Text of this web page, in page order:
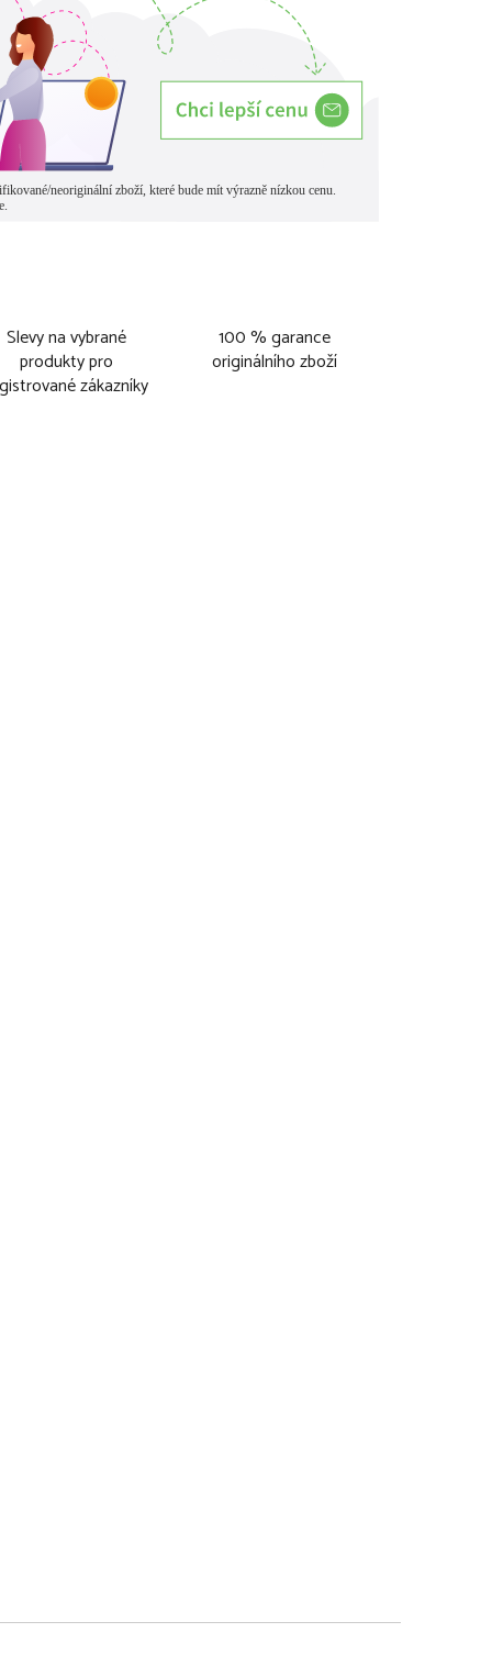
Slevy na vybrané
produkty pro
zákazníky
100 % garance
originálního zboží